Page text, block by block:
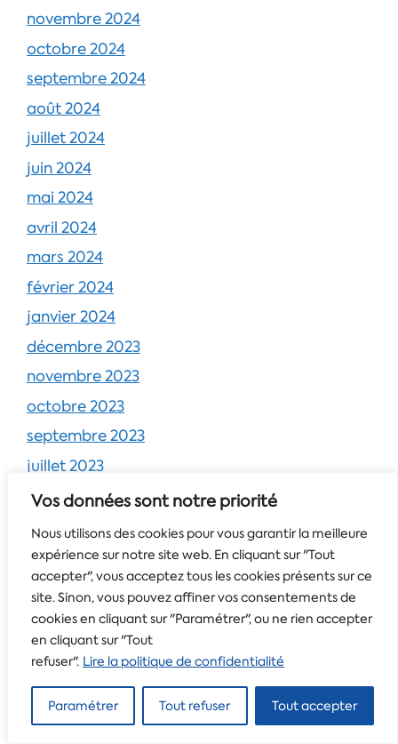
Vos données sont notre priorité
Nous utilisons des cookies pour vous garantir la meilleure
expérience sur notre site web. En cliquant sur "Tout
accepter", vous acceptez tous les cookies présents sur ce
site. Sinon, vous pouvez affiner vos consentements de
cookies en cliquant sur "Paramétrer", ou ne rien accepter
en cliquant sur "Tout
refuser". Lire la politique de confidentialité
Paramétrer Tout refuser Tout accepter
novembre 2024
octobre 2024
septembre 2024
août 2024
juillet 2024
juin 2024
mai 2024
avril 2024
mars 2024
février 2024
janvier 2024
décembre 2023
novembre 2023
octobre 2023
septembre 2023
juillet 2023
juin 2023
mai 2023
avril 2023
mars 2023
février 2023
janvier 2023
décembre 2022
novembre 2022